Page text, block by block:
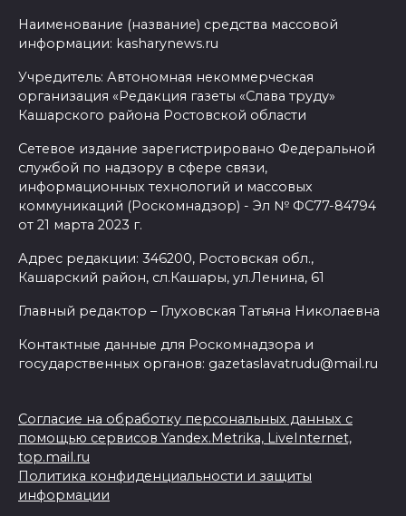
Наименование (название) средства массовой
информации: kasharynews.ru
Учредитель: Автономная некоммерческая
организация «Редакция газеты «Слава труду»
Кашарского района Ростовской области
Сетевое издание зарегистрировано Федеральной
службой по надзору в сфере связи,
информационных технологий и массовых
коммуникаций (Роскомнадзор) - Эл № ФС77-84794
от 21 марта 2023 г.
Адрес редакции: 346200, Ростовская обл.,
Кашарский район, сл.Кашары, ул.Ленина, 61
Главный редактор – Глуховская Татьяна Николаевна
Контактные данные для Роскомнадзора и
государственных органов: gazetaslavatrudu@mail.ru
Согласие на обработку персональных данных с
помощью сервисов Yandex.Metrika, LiveInternet,
top.mail.ru
Политика конфиденциальности и защиты
информации